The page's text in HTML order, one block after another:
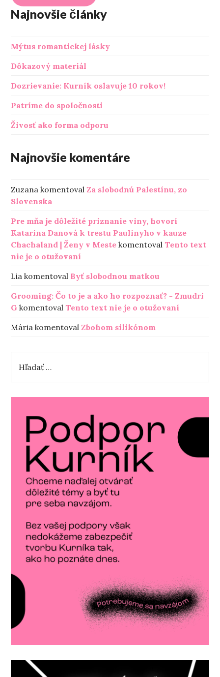
Najnovšie články
Mýtus romantickej lásky
Dôkazový materiál
Dozrievanie: Kurník oslavuje 10 rokov!
Patríme do spoločnosti
Živosť ako forma odporu
Najnovšie komentáre
Zuzana komentoval Za slobodnú Palestínu, zo
Slovenska
Pre mňa je dôležité priznanie viny, hovorí
Katarína Danová k trestu Paulínyho v kauze
Chachaland | Ženy v Meste komentoval Tento text
nie je o otužovaní
Lia komentoval Byť slobodnou matkou
Grooming: Čo to je a ako ho rozpoznať? - Zmudri
G komentoval Tento text nie je o otužovaní
Mária komentoval Zbohom silikónom
a